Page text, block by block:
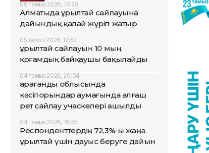
06 тамыз 2026, 13:28
Алматыда Құрылтай сайлауына
дайындық қалай жүріп жатыр
05 тамыз 2026, 12:52
Құрылтай сайлауын 10 мың
қоғамдық байқаушы бақылайды
04 тамыз 2026, 20:04
Қарағанды облысында
кәсіпорындар аумағында алғаш
рет сайлау учаскелері ашылды
04 тамыз 2026, 16:55
Респонденттердің 72,3%-ы жаңа
Құрылтай үшін дауыс беруге дайын